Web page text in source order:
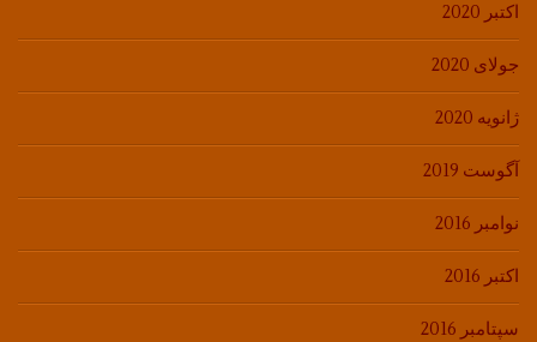
اکتبر 2020
جولای 2020
ژانویه 2020
آگوست 2019
نوامبر 2016
اکتبر 2016
سپتامبر 2016